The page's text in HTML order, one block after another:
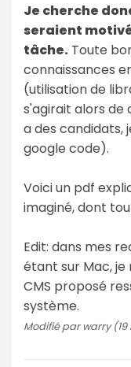
Je cherche
seraient
tâche. Toute
connaissances
(utilisation de
s'agirait alors de
a des candidats,
google code).
Voici un pdf
imaginé, dont
Edit: dans mes
étant sur Mac, je
CMS proposé
système.
Modifié par warry (19